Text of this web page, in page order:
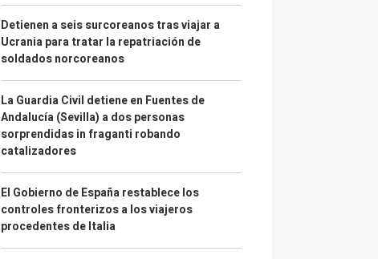
Detienen a seis surcoreanos tras viajar a
Ucrania para tratar la repatriación de
soldados norcoreanos
La Guardia Civil detiene en Fuentes de
Andalucía (Sevilla) a dos personas
sorprendidas in fraganti robando
catalizadores
El Gobierno de España restablece los
controles fronterizos a los viajeros
procedentes de Italia